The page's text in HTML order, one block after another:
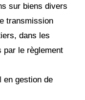
sur biens divers
transmission
dans les
par le règlement
en gestion de